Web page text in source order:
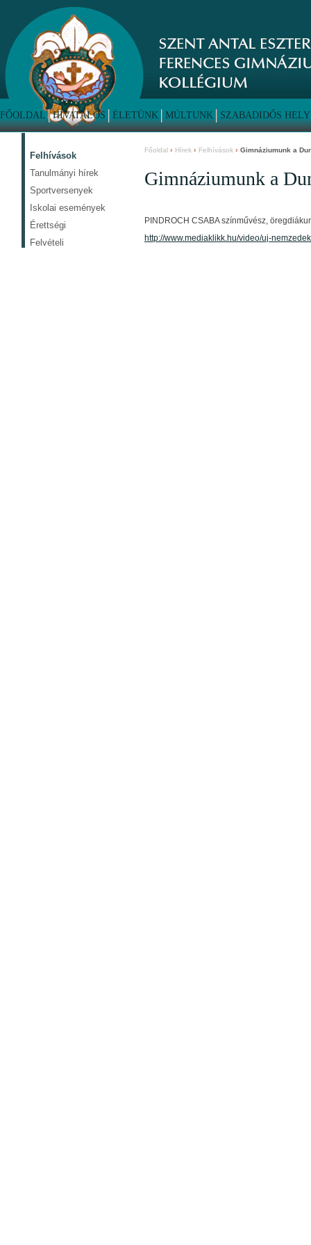
FŐOLDAL HIVATALOS ÉLETÜNK MÚLTUNK SZABADIDŐS
Felhívások
Tanulmányi hírek
Sportversenyek
Iskolai események
Érettségi
Felvételi
Főoldal Hírek Felhívások Gimnáziumunk a
Gimnáziumunk a
PINDROCH CSABA színművész,
http://www.mediaklikk.hu/video/uj-